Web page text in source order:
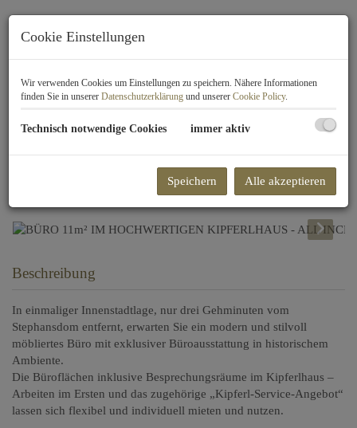
Beschreibung
In einmaliger Innenstadtlage, nur drei Gehminuten vom
Stephansdom entfernt, erwarten Sie ein modern und stilvoll
möbliertes Büro mit exklusiver Büroausstattung in historischem
Ambiente.
Die Büroflächen inklusive Besprechungsräume im Kipferlhaus –
Arbeiten im Ersten und das zugehörige „Kipferl-Service-Angebot“
lassen sich flexibel und individuell mieten und nutzen.
Cookie Einstellungen
Wir verwenden Cookies um Einstellungen zu speichern. Nähere Informationen
finden Sie in unserer Datenschutzerklärung und unserer Cookie Policy.
Technisch notwendige Cookies immer aktiv
Speichern Alle akzeptieren